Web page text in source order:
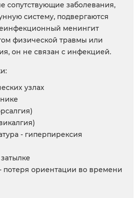
сопутствующие заболевания,
систему, подвергаются
менингит
физической травмы или
он не связан с инфекцией.
узлах
- гиперпирексия
потеря ориентации во времени